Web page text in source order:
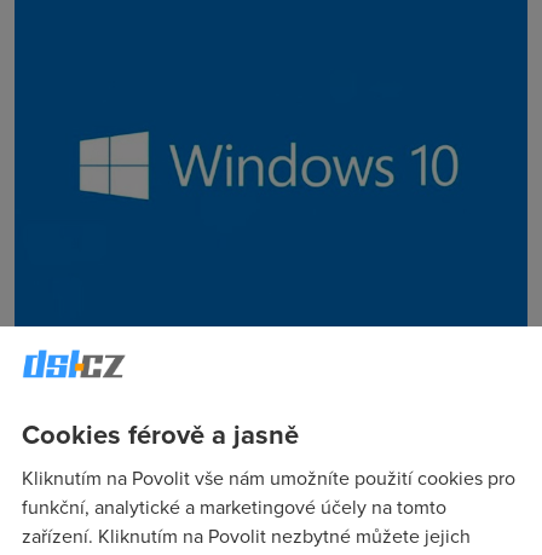
Aktualizace pro
pravděpodobně v průběhu léta.
společnosti. Poběží jak na klasických počítačích, tak na
noteboocích, tabletech a smartphonech.
Cookies férově a jasně
Kliknutím na Povolit vše nám umožníte použití cookies pro
funkční, analytické a marketingové účely na tomto
zařízení. Kliknutím na Povolit nezbytné můžete jejich